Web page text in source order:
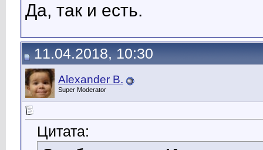
Да, так и есть.
11.04.2018, 10:30
Alexander B.
Super Moderator
Цитата: